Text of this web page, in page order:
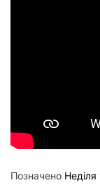
Позначено Неділя